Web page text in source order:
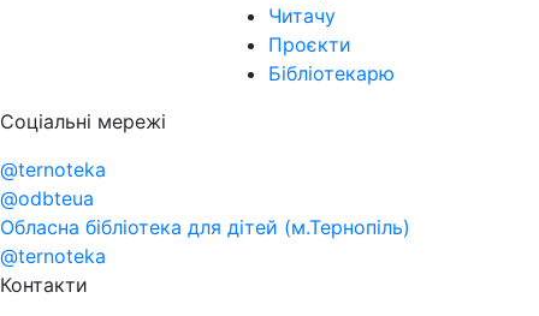
Читачу
Проєкти
Бібліотекарю
Соціальні мережі
@ternoteka
@odbteua
Обласна бібліотека для дітей (м.Тернопіль)
@ternoteka
Контакти